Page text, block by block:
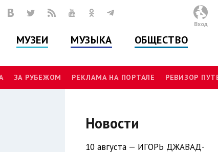
МУЗЕИ МУЗЫКА ОБЩЕСТВО
Вход
ЗА РУБЕЖОМ РЕКЛАМА НА ПОРТАЛЕ РЕВИЗОР
Новости
10 августа — ИГОРЬ ДЖАВАД-